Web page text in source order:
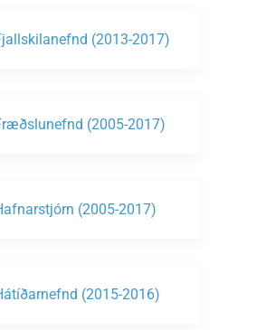
(2013-2017)
(2005-2017)
(2005-2017)
(2015-2016)